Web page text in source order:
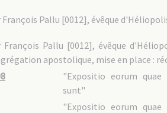
François Pallu [0012], évêque
François Pallu [0012], évêque
apostolique, mise en place :
"Expositio eorum quae
sunt"
"Expositio eorum quae